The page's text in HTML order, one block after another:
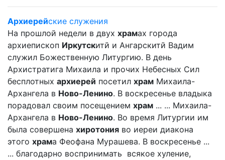
Архиерейские служения
На прошлой недели в двух храмах города
архиепископ Иркутскитй и Ангарскитй Вадим
служил Божественную Литургию. В день
Архистратига Михаила и прочих Небесных Сил
бесплотных архиерей посетил храм Михаила-
Архангела в Ново-Ленино. В воскресенье владыка
порадовал своим посещением храм ... ... Михаила-
Архангела в Ново-Ленино. Во время Литургии им
была совершена хиротония во иереи диакона
этого храма Феофана Мурашева. В воскресенье ...
... благодарно воспринимать всякое хуление,